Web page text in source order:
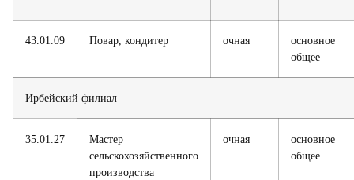
43.01.09 Повар, кондитер очная
основное
общее
Ирбейский филиал
35.01.27
Мастер
сельскохозяйственного
производства
очная
основное
общее